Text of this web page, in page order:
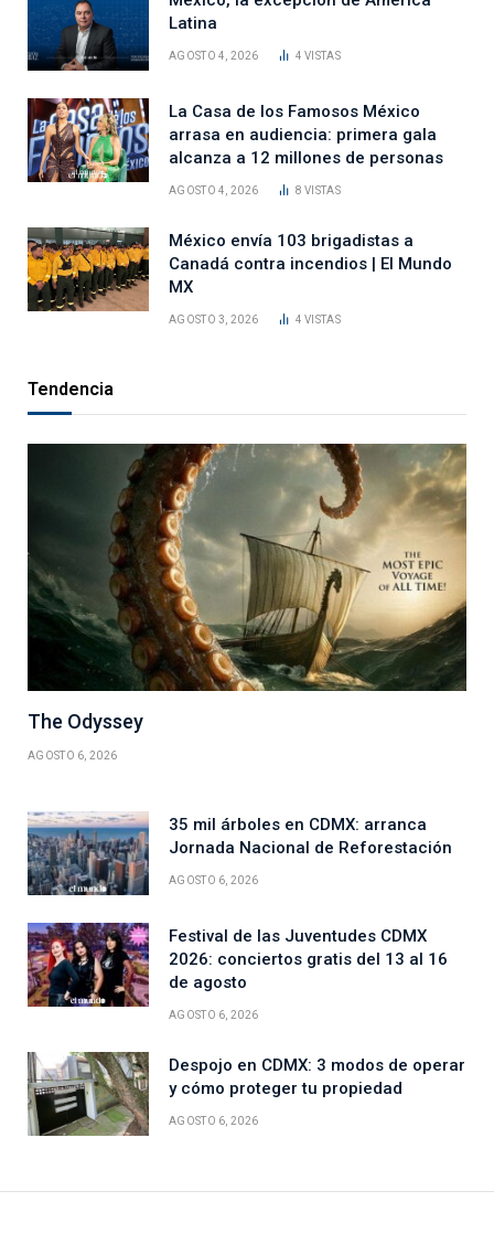
Latina
AGOSTO 4, 2026 4VISTAS
La Casa de los Famosos México
arrasa en audiencia: primera gala
alcanza a 12 millones de personas
AGOSTO 4, 2026 8VISTAS
México envía 103 brigadistas a
Canadá contra incendios | El Mundo
MX
AGOSTO 3, 2026 4VISTAS
Tendencia
The Odyssey
AGOSTO 6, 2026
35 mil árboles en CDMX: arranca
Jornada Nacional de Reforestación
AGOSTO 6, 2026
Festival de las Juventudes CDMX
2026: conciertos gratis del 13 al 16
de agosto
AGOSTO 6, 2026
Despojo en CDMX: 3 modos de operar
y cómo proteger tu propiedad
AGOSTO 6, 2026